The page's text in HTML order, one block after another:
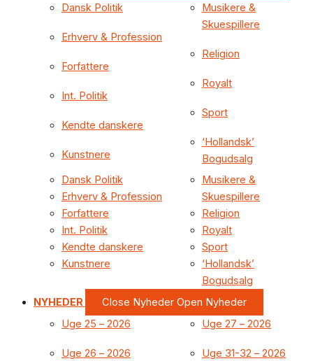
Dansk Politik
Erhverv & Profession
Forfattere
Int. Politik
Kendte danskere
Kunstnere
Musikere &
Skuespillere
Religion
Royalt
Sport
‘Hollandsk’
Bogudsalg
Dansk Politik
Erhverv & Profession
Forfattere
Int. Politik
Kendte danskere
Kunstnere
Musikere &
Skuespillere
Religion
Royalt
Sport
‘Hollandsk’
Bogudsalg
NYHEDER
Close Nyheder Open Nyheder
Uge 25 – 2026
Uge 26 – 2026
Uge 27 – 2026
Uge 31-32 – 2026